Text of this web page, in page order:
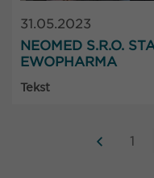
31.05.2023
NEOMED S.R.O.
EWOPHARMA
Tekst
1